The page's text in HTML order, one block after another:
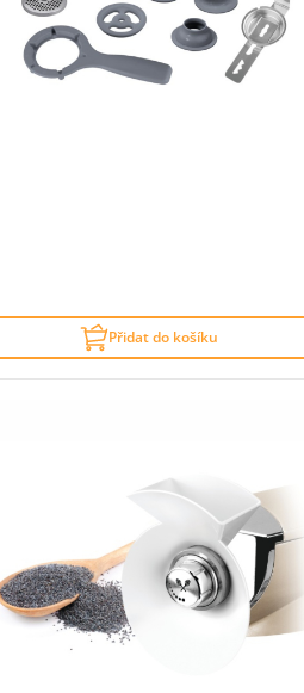
Přidat do košíku